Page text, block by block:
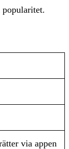
popularitet.
via appen